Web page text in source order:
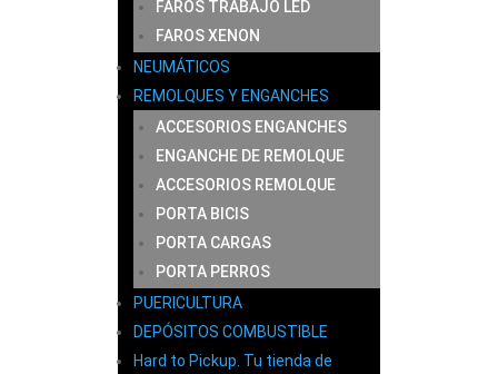
FAROS TRABAJO LED
FAROS XENON
NEUMÁTICOS
REMOLQUES Y ENGANCHES
ACCESORIOS ENGANCHES
ENGANCHE DE REMOLQUE
ACCESORIOS REMOLQUE
PORTA BICIS
PORTA CARGAS
PORTA PERROS
PUERICULTURA
DEPÓSITOS COMBUSTIBLE
Hard to Pickup. Tu tienda de